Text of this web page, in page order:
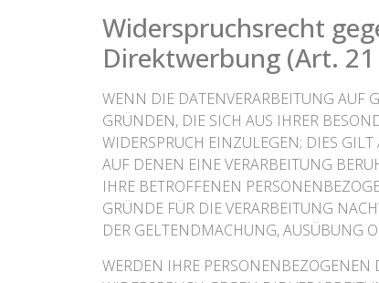
Widerspruchsrecht
Direktwerbung (Art. 21
WENN DIE DATENVERARBEITUNG AUF
GRÜNDEN, DIE SICH AUS IHRER
WIDERSPRUCH EINZULEGEN; DIES
AUF DENEN EINE VERARBEITUNG
IHRE BETROFFENEN
GRÜNDE FÜR DIE VERARBEITUNG
DER GELTENDMACHUNG, AUSÜBUNG
WERDEN IHRE PERSONENBEZOGENEN